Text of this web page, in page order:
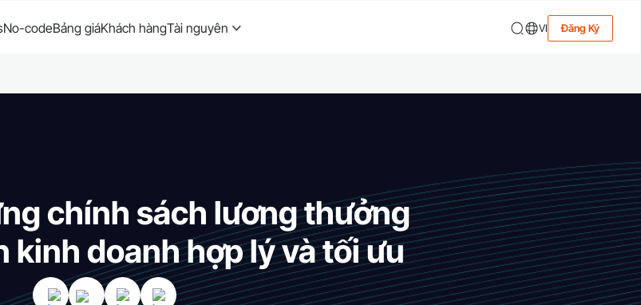
No-codeBảng giáKhách hàngTài nguyên VI Đăng Ký
chính sách lương thưởng
kinh doanh hợp lý và tối ưu